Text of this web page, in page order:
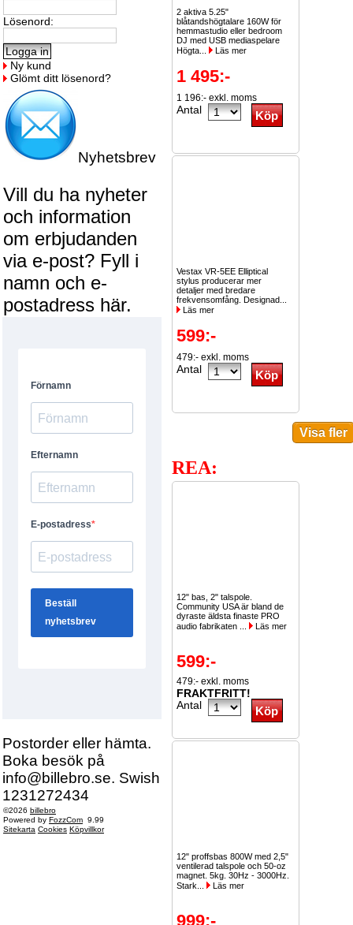
Lösenord:
Ny kund
Glömt ditt lösenord?
Nyhetsbrev
Vill du ha nyheter
och information
om erbjudanden
via e-post? Fyll i
namn och e-
postadress här.
Postorder eller hämta.
Boka besök på
info@billebro.se. Swish
1231272434
©2026 billebro
Powered by FozzCom 9.99
Sitekarta Cookies Köpvillkor
2 aktiva 5.25"
blåtandshögtalare 160W för
hemmastudio eller bedroom
DJ med USB mediaspelare
Högta...
Läs mer
1 495:-
1 196:- exkl. moms
Antal
Vestax VR-5EE Elliptical
stylus producerar mer
detaljer med bredare
frekvensomfång. Designad...
Läs mer
599:-
479:- exkl. moms
Antal
REA:
12" bas, 2" talspole.
Community USA är bland de
dyraste äldsta finaste PRO
audio fabrikaten ...
Läs mer
599:-
479:- exkl. moms
FRAKTFRITT!
Antal
12" proffsbas 800W med 2,5"
ventilerad talspole och 50-oz
magnet. 5kg. 30Hz - 3000Hz.
Stark...
Läs mer
999:-